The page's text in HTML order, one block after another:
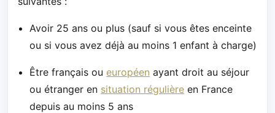
Avoir 25 ans ou plus (sauf si vous êtes enceinte
ou si vous avez déjà au moins 1 enfant à charge)
Être français oueuropéen ayant droit au séjour
ou étranger en situation régulière en France
depuis au moins 5 ans